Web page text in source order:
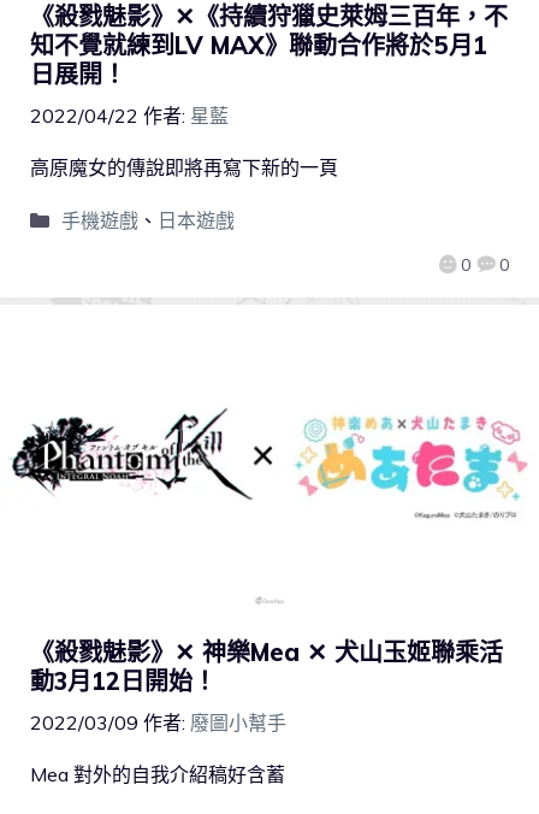
《殺戮魅影》✕《持續狩獵史萊姆三百年，不
知不覺就練到LV MAX》聯動合作將於5月1
日展開！
2022/04/22 作者: 星藍
0 0
高原魔女的傳說即將再寫下新的一頁
手機遊戲、 日本遊戲
《殺戮魅影》✕ 神樂Mea ✕ 犬山玉姬聯乘活
動3月12日開始！
2022/03/09 作者: 廢圖小幫手
Mea 對外的自我介紹稿好含蓄